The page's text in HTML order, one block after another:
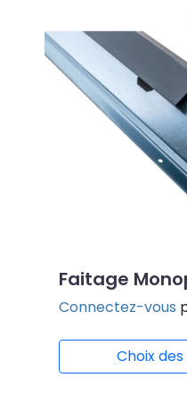
Faitage
Connectez-vous
Choix